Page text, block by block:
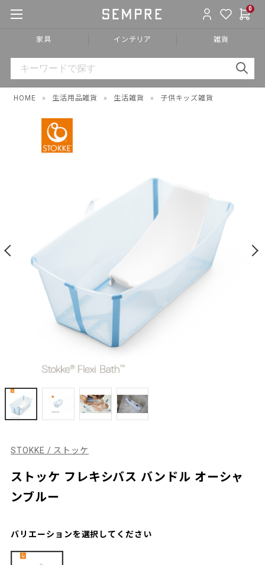
0
家具 インテリア 雑貨
HOME » 生活用品雑貨 » 生活雑貨 » 子供キッズ雑貨
STOKKE / ストッケ
ストッケ フレキシバス バンドル オーシャ
ンブルー
バリエーションを選択してください